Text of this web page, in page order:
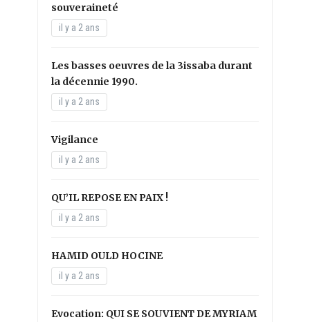
souveraineté
il y a 2 ans
Les basses oeuvres de la 3issaba durant
la décennie 1990.
il y a 2 ans
Vigilance
il y a 2 ans
QU’IL REPOSE EN PAIX !
il y a 2 ans
HAMID OULD HOCINE
il y a 2 ans
Evocation: QUI SE SOUVIENT DE MYRIAM